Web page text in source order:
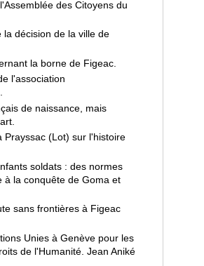
des Citoyens du
décision de la ville de
la borne de Figeac.
l'association
de naissance, mais
Prayssac (Lot) sur l'histoire
soldats : des normes
à la conquête de Goma et
sans frontières à Figeac
Unies à Genève pour les
de l'Humanité. Jean Aniké